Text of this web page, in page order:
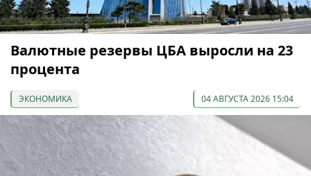
Валютные резервы ЦБА выросли на 23
процента
ЭКОНОМИКА 04 АВГУСТА 2026 15:04